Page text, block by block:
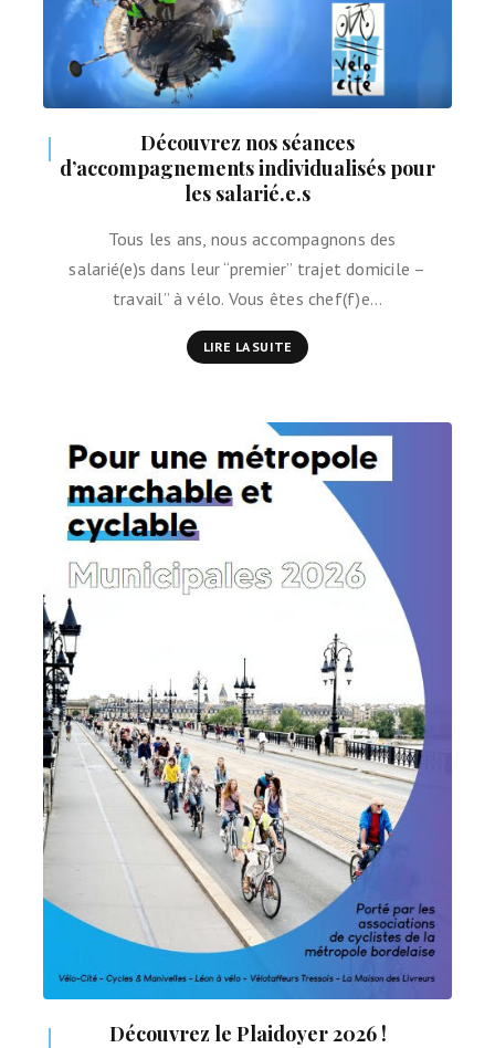
Découvrez nos séances
d’accompagnements individualisés pour
les salarié.e.s
Tous les ans, nous accompagnons des
salarié(e)s dans leur “premier” trajet domicile –
travail” à vélo. Vous êtes chef(f)e…
LIRE LA SUITE
Découvrez le Plaidoyer 2026 !